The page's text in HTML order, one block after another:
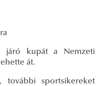
járó kupát a Nemzeti
át.
további sportsikereket